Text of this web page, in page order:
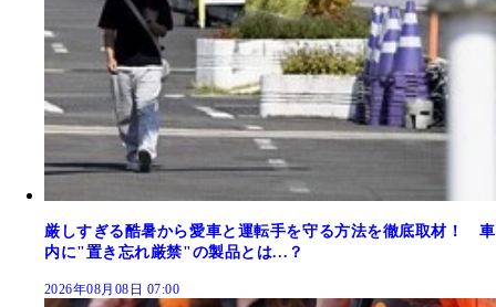
厳しすぎる酷暑から愛車と運転手を守る方法を徹底取材！ 車
内に"置き忘れ厳禁"の製品とは...？
2026年08月08日 07:00